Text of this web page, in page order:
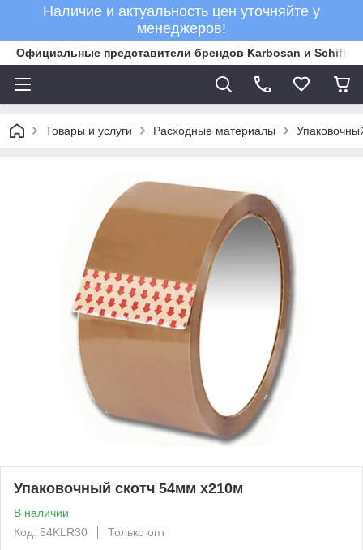
Наличие и актуальность цен уточняйте у
менеджеров!
Официальные представители брендов Karbosan и Schifler
Товары и услуги Расходные материалы
Упаковочный скотч 54мм х210м
В наличии
Код: 54KLR30
Только опт